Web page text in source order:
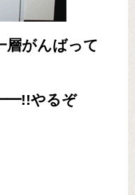
層がんばって
やるぞ